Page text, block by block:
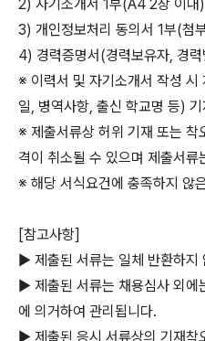
2) 자기소개서 1부(A4 2장 이내)
3) 개인정보처리 동의서 1부(첨
4) 경력증명서(경력보유자, 경
※ 이력서 및 자기소개서 작성 시
일, 병역사항, 출신 학교명 등) 기
※ 제출서류상 허위 기재 또는 착
격이 취소될 수 있으며 제출서류
※ 해당 서식요건에 충족하지 않
[참고사항]
▶ 제출된 서류는 일체 반환하지
▶ 제출된 서류는 채용심사 외에
에 의거하여 관리됩니다.
▶ 제출된 응시 서류상의 기재착